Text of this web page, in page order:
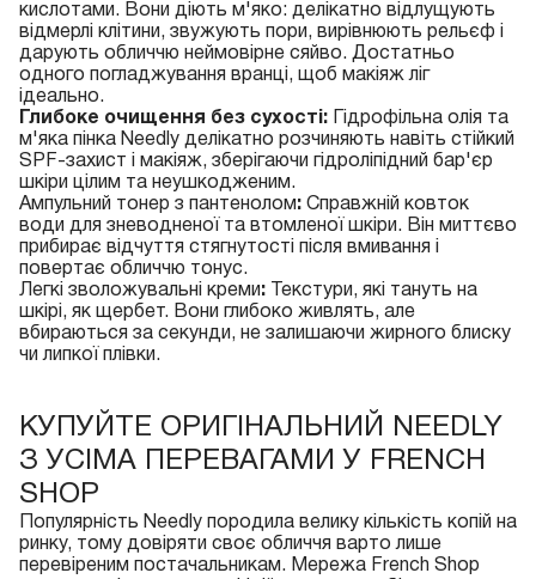
кислотами. Вони діють м'яко: делікатно відлущують
відмерлі клітини, звужують пори, вирівнюють рельєф і
дарують обличчю неймовірне сяйво. Достатньо
одного погладжування вранці, щоб макіяж ліг
ідеально.
Глибоке очищення без сухості:
Гідрофільна олія та
м'яка пінка Needly делікатно розчиняють навіть стійкий
SPF-захист і макіяж, зберігаючи гідроліпідний бар'єр
шкіри цілим та неушкодженим.
Ампульний тонер з пантенолом : Справжній ковток
води для зневодненої та втомленої шкіри. Він миттєво
прибирає відчуття стягнутості після вмивання і
повертає обличчю тонус.
Легкі зволожувальні креми : Текстури, які тануть на
шкірі, як щербет. Вони глибоко живлять, але
вбираються за секунди, не залишаючи жирного блиску
чи липкої плівки.
КУПУЙТЕ ОРИГІНАЛЬНИЙ NEEDLY
З УСІМА ПЕРЕВАГАМИ У FRENCH
SHOP
Популярність Needly породила велику кількість копій на
ринку, тому довіряти своє обличчя варто лише
перевіреним постачальникам. Мережа French Shop